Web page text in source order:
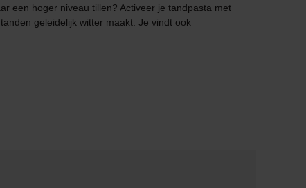
een hoger niveau tillen? Activeer je tandpasta met
geleidelijk witter maakt. Je vindt ook